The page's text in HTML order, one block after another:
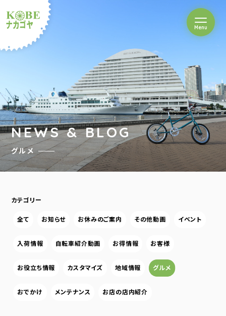
ルショップナカゴヤ
Menuを開閉
NEWS & BLOG
グルメ
カテゴリー
全て お知らせ お休みのご案内 その他動画 イベント
入荷情報 自転車紹介動画 お得情報 お客様
お役立ち情報 カスタマイズ 地域情報 グルメ
おでかけ メンテナンス お店の店内紹介